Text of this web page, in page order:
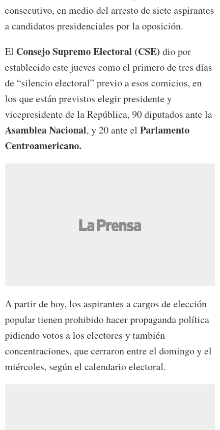
consecutivo, en medio del arresto de siete aspirantes
a candidatos presidenciales por la oposición.
El Consejo Supremo Electoral (CSE) dio por
establecido este jueves como el primero de tres días
de “silencio electoral” previo a esos comicios, en
los que están previstos elegir presidente y
vicepresidente de la República, 90 diputados ante la
Asamblea Nacional, y 20 ante el Parlamento
Centroamericano.
A partir de hoy, los aspirantes a cargos de elección
popular tienen prohibido hacer propaganda política
pidiendo votos a los electores y también
concentraciones, que cerraron entre el domingo y el
miércoles, según el calendario electoral.